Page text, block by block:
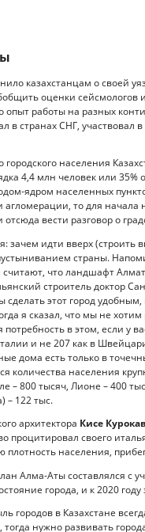
казахстанцам о своей
оценки сейсмологов
работы на разных
в странах СНГ,
населения
4,4 млн человек или 35%
ядром населенных
агломерации, то для
вести разговор о
зачем идти вверх (строить
страны.
что ландшафт
строитель доктор
этот город
я сказал, что мы не
в этом, если у
и не 207 как в
дома есть только в
количества населения
– 800 тысяч, Лионе – 400
– 122 тыс.
архитектора Кисе
процитировал своего
плотность населения,
Алма-Аты составлялся
города, и к 2020
городов в Казахстане
нужно развивать